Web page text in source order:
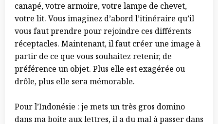
canapé, votre armoire, votre lampe de chevet,
votre lit. Vous imaginez d’abord l’itinéraire qu’il
vous faut prendre pour rejoindre ces différents
réceptacles. Maintenant, il faut créer une image à
partir de ce que vous souhaitez retenir, de
préférence un objet. Plus elle est exagérée ou
drôle, plus elle sera mémorable.
Pour l’Indonésie : je mets un très gros domino
dans ma boite aux lettres, il a du mal à passer dans